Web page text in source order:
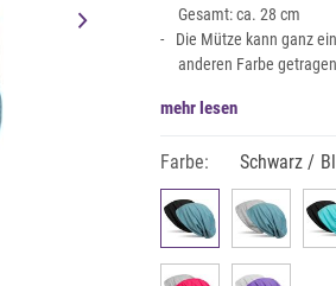
Gesamt: ca. 28 cm
Die Mütze kann ganz
anderen Farbe
mehr lesen
Farbe: Schwarz /